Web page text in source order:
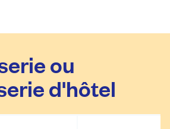
ou
d'hôtel